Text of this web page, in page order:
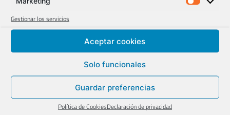
Gestionar los servicios
Aceptar cookies
Solo funcionales
Guardar preferencias
Política de CookiesDeclaración de privacidad
Hazte Socio/a
La elegante
diversión junto